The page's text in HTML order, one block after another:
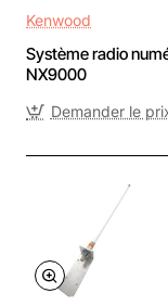
Kenwood
Système radio
NX9000
Demander le